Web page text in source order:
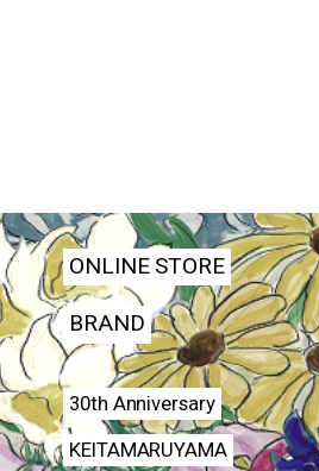
ONLINE STORE
BRAND
30th Anniversary
KEITAMARUYAMA